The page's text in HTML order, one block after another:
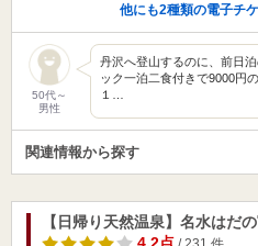
他にも2種類の電子チ
50代～
男性
丹沢へ登山するのに、前日
ック一泊二食付きで9000円
１…
関連情報から探す
【日帰り天然温泉】名水はだ